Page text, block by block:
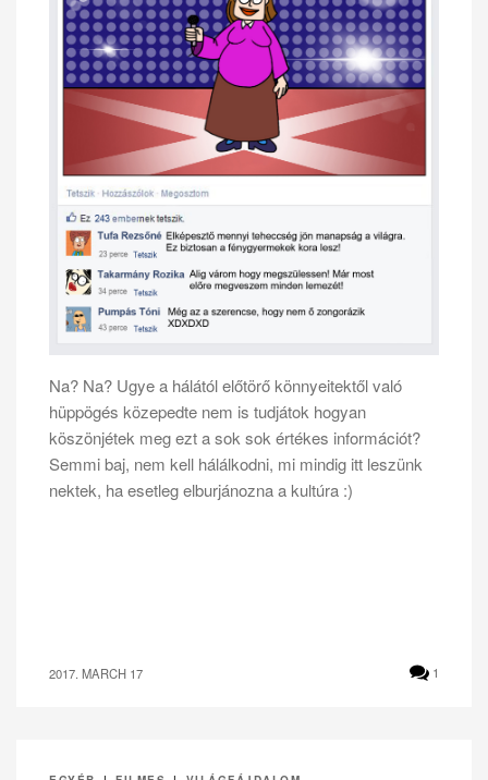
Na? Na? Ugye a hálától előtörő könnyeitektől való
hüppögés közepedte nem is tudjátok hogyan
köszönjétek meg ezt a sok sok értékes információt?
Semmi baj, nem kell hálálkodni, mi mindig itt leszünk
nektek, ha esetleg elburjánozna a kultúra :)
2017. MARCH 17 1